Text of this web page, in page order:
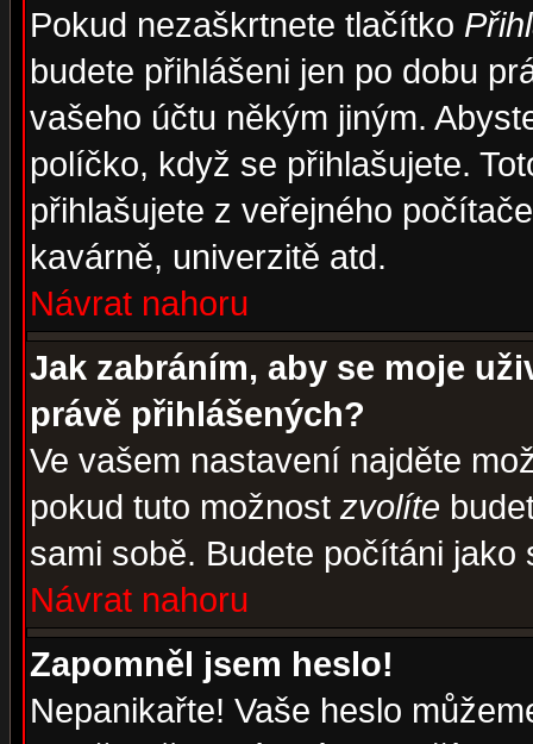
Pokud nezaškrtnete tlačítko
budete přihlášeni jen po dobu
vašeho účtu někým jiným.
políčko, když se přihlašujete.
přihlašujete z veřejného
kavárně, univerzitě atd.
Návrat nahoru
Jak zabráním, aby se moje
právě přihlášených?
Ve vašem nastavení najděte
pokud tuto možnost zvolíte
sami sobě. Budete počítáni jako
Návrat nahoru
Zapomněl jsem heslo!
Nepanikařte! Vaše heslo